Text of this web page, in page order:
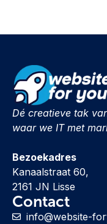
Dé creatieve tak
waar we IT met
Bezoekadres
Kanaalstraat 60,
2161 JN Lisse
Contact
info@website-